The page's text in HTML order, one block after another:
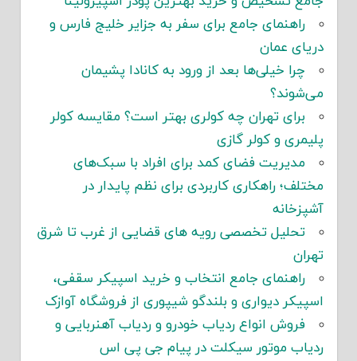
راهنمای جامع برای سفر به جزایر خلیج فارس و
دریای عمان
چرا خیلی‌ها بعد از ورود به کانادا پشیمان
می‌شوند؟
برای تهران چه کولری بهتر است؟ مقایسه کولر
پلیمری و کولر گازی
مدیریت فضای کمد برای افراد با سبک‌های
مختلف؛ راهکاری کاربردی برای نظم پایدار در
آشپزخانه
تحلیل تخصصی رویه های قضایی از غرب تا شرق
تهران
راهنمای جامع انتخاب و خرید اسپیکر سقفی،
اسپیکر دیواری و بلندگو شیپوری از فروشگاه آوازک
فروش انواع ردیاب خودرو و ردیاب آهنربایی و
ردیاب موتور سیکلت در پیام جی پی اس